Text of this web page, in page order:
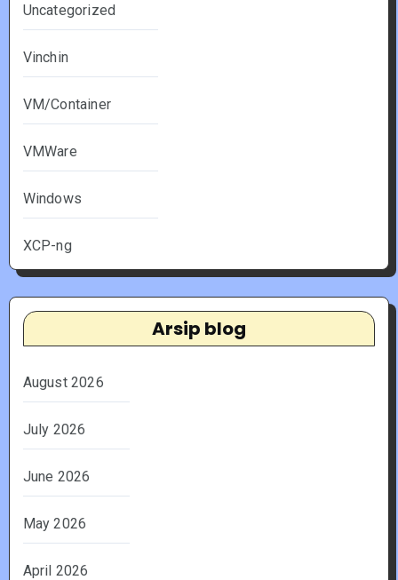
Uncategorized
Vinchin
VM/Container
VMWare
Windows
XCP-ng
Arsip blog
August 2026
July 2026
June 2026
May 2026
April 2026